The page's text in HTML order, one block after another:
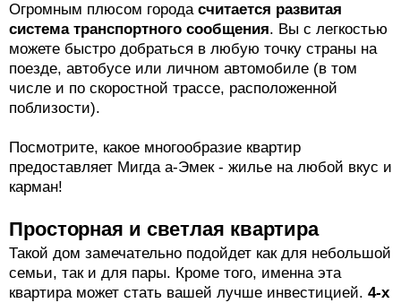
Огромным плюсом города считается развитая
система транспортного сообщения. Вы с легкостью
можете быстро добраться в любую точку страны на
поезде, автобусе или личном автомобиле (в том
числе и по скоростной трассе, расположенной
поблизости).
Посмотрите, какое многообразие квартир
предоставляет Мигда а-Эмек - жилье на любой вкус и
карман!
Просторная и светлая квартира
Такой дом замечательно подойдет как для небольшой
семьи, так и для пары. Кроме того, именна эта
квартира может стать вашей лучше инвестицией. 4-х